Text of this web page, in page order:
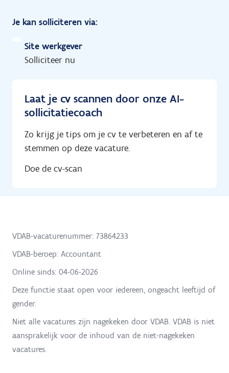
Je kan solliciteren via:
Site werkgever
Solliciteer nu
Laat je cv scannen door onze AI-
sollicitatiecoach
Zo krijg je tips om je cv te verbeteren en af te
stemmen op deze vacature.
Doe de cv-scan
VDAB-vacaturenummer: 73864233
VDAB-beroep: Accountant
Online sinds: 04-06-2026
Deze functie staat open voor iedereen, ongeacht leeftijd of
gender.
Niet alle vacatures zijn nagekeken door VDAB. VDAB is niet
aansprakelijk voor de inhoud van de niet-nagekeken
vacatures.